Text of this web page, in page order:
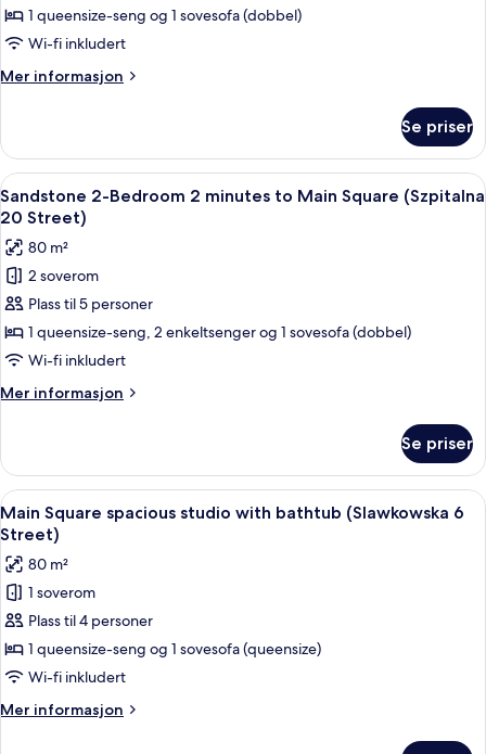
Tomasza
Street)
with
mezzanine
8
minutes
25
Street)
1 queensize-seng og 1 sovesofa (dobbel)
Wi-fi inkludert
Mer informasjon
Mer
Studio
with
mezzanine
8
(Studencka
25
Street)
Se priser
Åpne
alle
bildene
av
Sandstone
2-
Bedroom
2
minutes
to
Square
(Szpitalna
20
Street)
Sandstone 2-Bedroom 2 minutes to
50
Sandstone 2-Bedroom 2 minutes to Main Square (Szpitalna
20 Street)
80 m²
2 soverom
Plass til 5 personer
1 queensize-seng, 2 enkeltsenger og 1 sovesofa (dobbel)
Wi-fi inkludert
Mer informasjon
Mer
2-
Bedroom
2
minutes
Main
Square
(Szpitalna
20
Street)
Se priser
Åpne
alle
bildene
av
Main
Square
spacious
studio
with
bathtub
Main Square spacious studio with
1
Main Square spacious studio with bathtub (Slawkowska 6
Street)
80 m²
1 soverom
Plass til 4 personer
1 queensize-seng og 1 sovesofa (queensize)
Wi-fi inkludert
Mer informasjon
Mer